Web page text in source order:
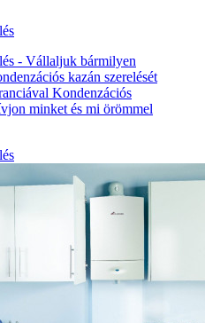
- Vállaljuk bármilyen
kazán szerelését
Kondenzációs
minket és mi örömmel